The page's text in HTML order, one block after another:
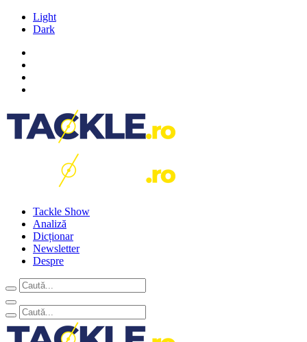
Light
Dark
Tackle Show
Analiză
Dicționar
Newsletter
Despre